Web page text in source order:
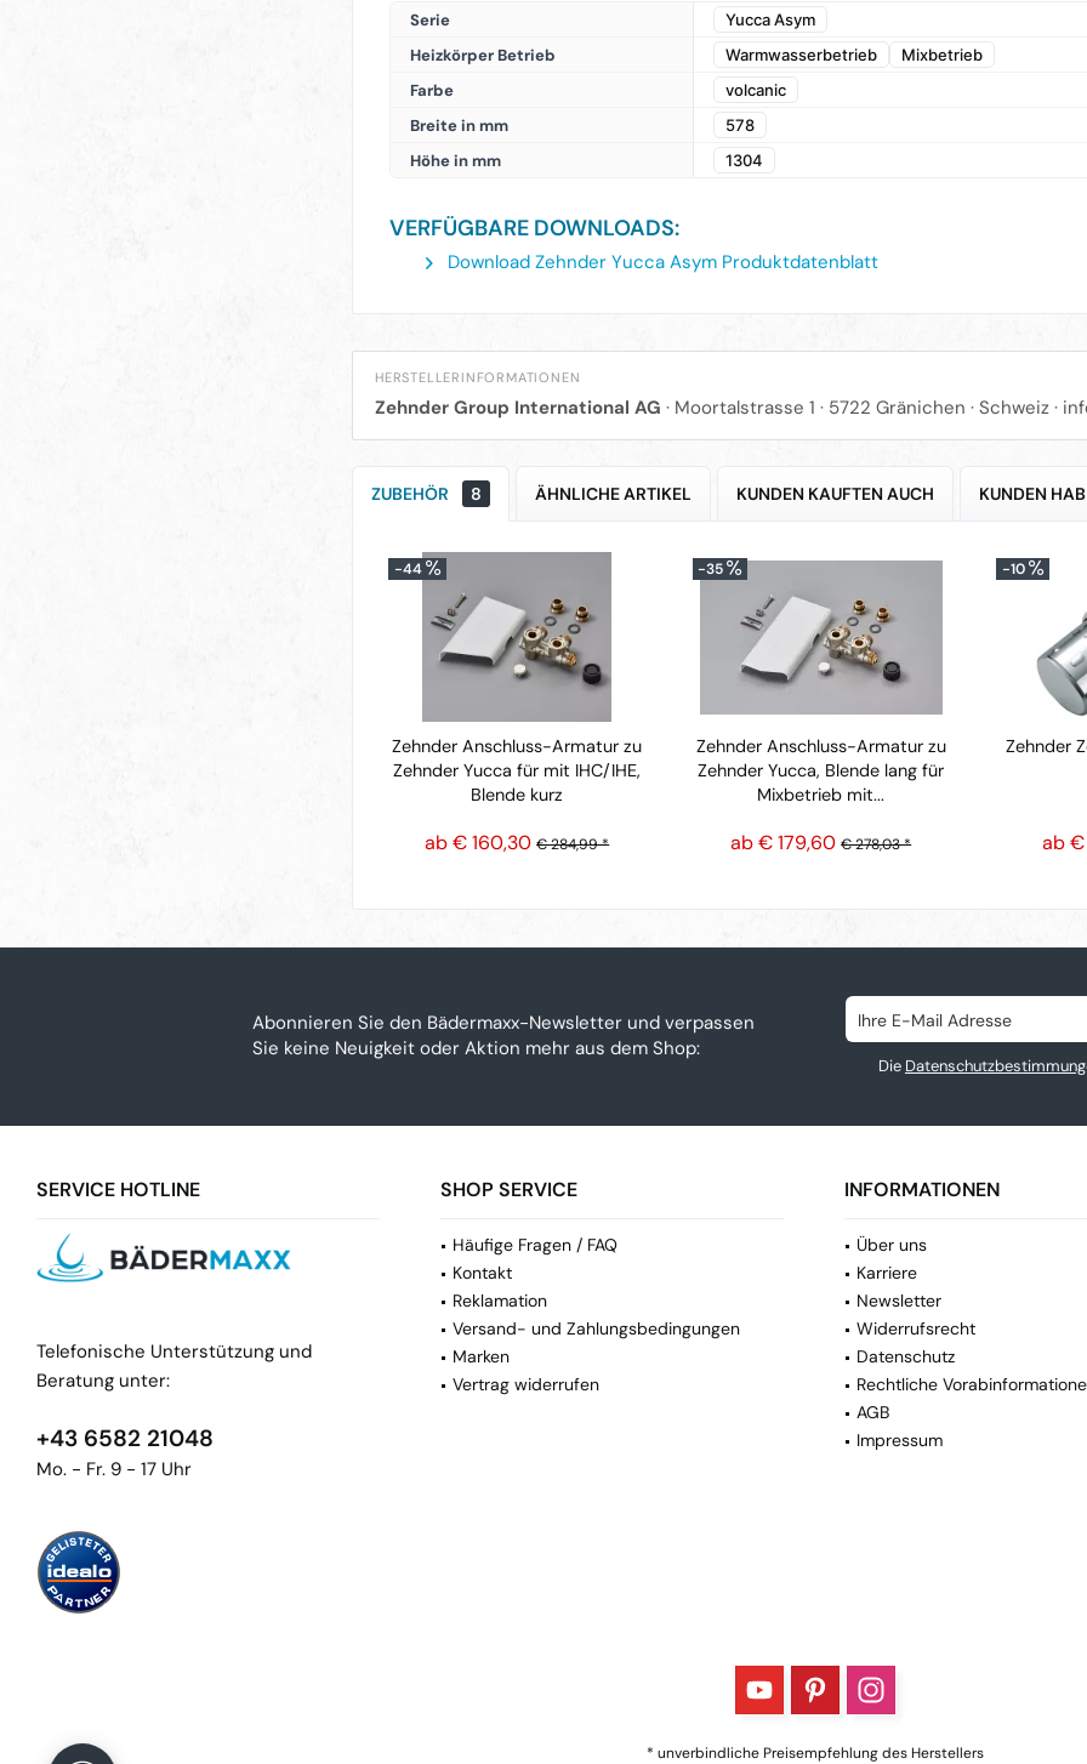
Serie Yucca Asym
Heizkörper Betrieb Warmwasserbetrieb Mixbetrieb
Farbe volcanic
Breite in mm 578
Höhe in mm 1304
VERFÜGBARE DOWNLOADS:
Download Zehnder Yucca Asym Produktdatenblatt
HERSTELLERINFORMATIONEN
Zehnder Group International AG · Moortalstrasse 1 · 5722 Gränichen · Schweiz ·
ZUBEHÖR 8 ÄHNLICHE ARTIKEL KUNDEN KAUFTEN AUCH KUNDEN
-44
Zehnder Anschluss-Armatur zu
Zehnder Yucca für mit IHC/IHE,
Blende kurz
ab € 160,30 € 284,99 *
-35
Zehnder Anschluss-Armatur zu
Zehnder Yucca, Blende lang für
Mixbetrieb mit...
ab € 179,60 € 278,03 *
-10
Zehnder
ab
Abonnieren Sie den Bädermaxx-Newsletter und verpassen
Sie keine Neuigkeit oder Aktion mehr aus dem Shop:
Die
SERVICE HOTLINE
Telefonische Unterstützung und
Beratung unter:
+43 6582 21048
Mo. - Fr. 9 - 17 Uhr
SHOP SERVICE
Häufige Fragen / FAQ
Kontakt
Reklamation
Versand- und Zahlungsbedingungen
Marken
Vertrag widerrufen
INFORMATIONEN
Über uns
Karriere
Newsletter
Widerrufsrecht
Datenschutz
Rechtliche
AGB
Impressum
* unverbindliche Preisempfehlung des Herstellers